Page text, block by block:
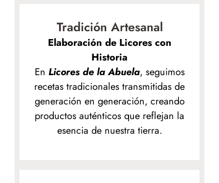
Tradición Artesanal
Elaboración de Licores con
Historia
En Licores de la Abuela, seguimos
recetas tradicionales transmitidas de
generación en generación, creando
productos auténticos que reflejan la
esencia de nuestra tierra.